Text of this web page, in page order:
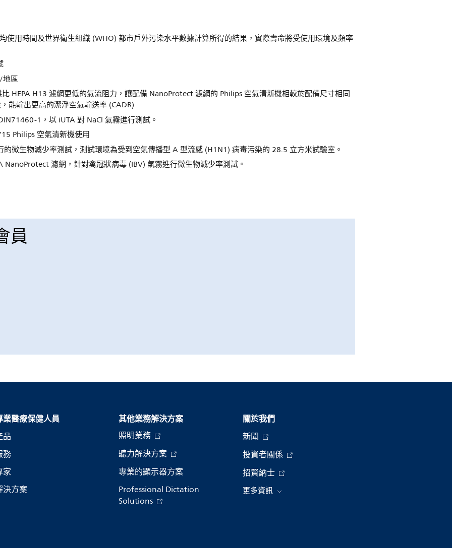
使用時間及世界衛生組織 (WHO) 都市戶外污染水平數據計算所得的結果，實際壽命將受使用環境及頻率
地區
HEPA H13 濾網更低的氣流阻力，讓配備 NanoProtect 濾網的 Philips 空氣清新機相較於配備尺寸相同
能輸出更高的潔淨空氣輸送率 (CADR)
1，以 iUTA 對 NaCl 氣霧進行測試。
Philips 空氣清新機使用
微生物減少率測試，測試環境為受到空氣傳播型 A 型流感 (H1N1) 病毒污染的 28.5 立方米試驗室。
NanoProtect 濾網，針對禽冠狀病毒 (IBV) 氣霧進行微生物減少率測試。
員
業醫療保健人員
品
務
家
決方案
其他業務解決方案​
照明業務
聽力解決方案
專業的顯示器方案
Professional Dictation
Solutions
關於我們
新聞
投資者關係
招賢納士
更多資訊